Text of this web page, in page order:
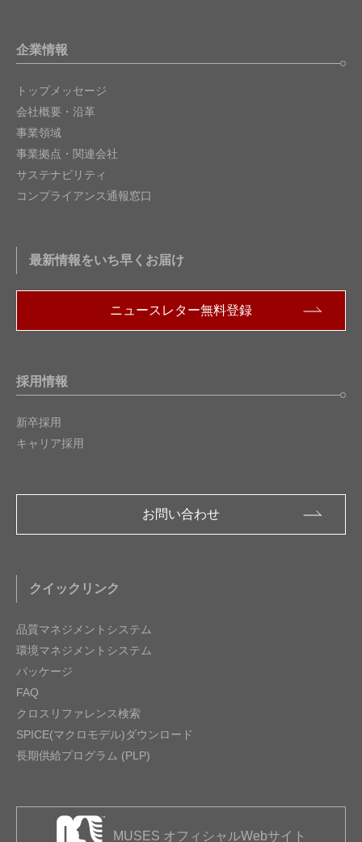
企業情報
トップメッセージ
会社概要・沿革
事業領域
事業拠点・関連会社
サステナビリティ
コンプライアンス通報窓口
最新情報をいち早くお届け
ニュースレター無料登録
採用情報
新卒採用
キャリア採用
お問い合わせ
クイックリンク
品質マネジメントシステム
環境マネジメントシステム
パッケージ
FAQ
クロスリファレンス検索
SPICE(マクロモデル)ダウンロード
長期供給プログラム (PLP)
MUSES オフィシャルWebサイト